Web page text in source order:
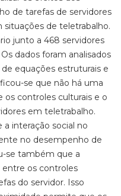
de tarefas de servidores
situações de teletrabalho.
junto a 468 servidores
dados foram analisados
equações estruturais e
se que não há uma
os controles culturais e o
em teletrabalho.
interação social no
no desempenho de
se também que a
entre os controles
do servidor. Isso